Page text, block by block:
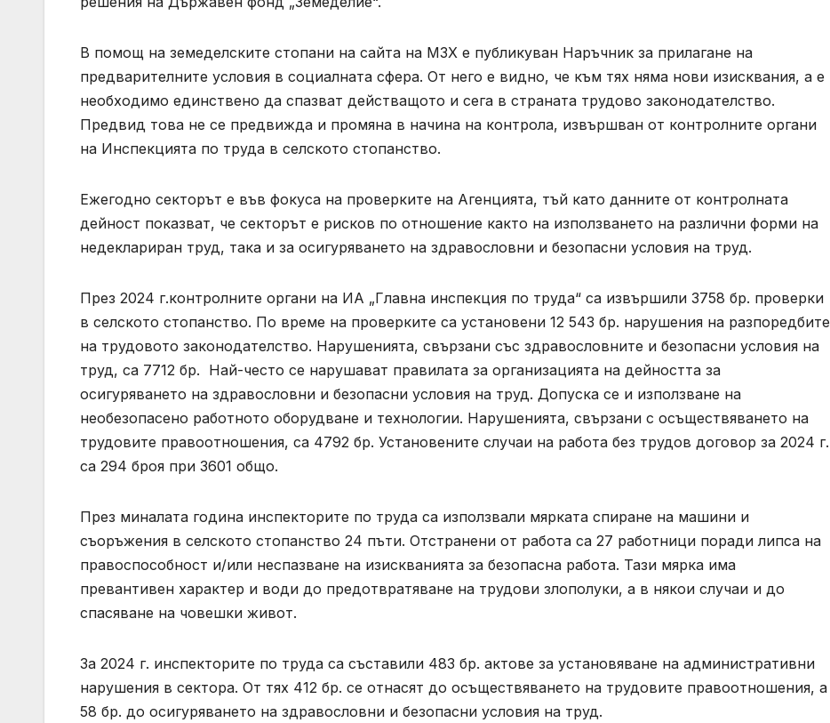
В помощ на земеделските стопани на сайта на МЗХ е публикуван Наръчник за прилагане на
предварителните условия в социалната сфера. От него е видно, че към тях няма нови изисквания, а е
необходимо единствено да спазват действащото и сега в страната трудово законодателство.
Предвид това не се предвижда и промяна в начина на контрола, извършван от контролните органи
на Инспекцията по труда в селското стопанство.
Ежегодно секторът е във фокуса на проверките на Агенцията, тъй като данните от контролната
дейност показват, че секторът е рисков по отношение както на използването на различни форми на
недеклариран труд, така и за осигуряването на здравословни и безопасни условия на труд.
През 2024 г.контролните органи на ИА „Главна инспекция по труда“ са извършили 3758 бр. проверки
в селското стопанство. По време на проверките са установени 12 543 бр. нарушения на разпоредбите
на трудовото законодателство. Нарушенията, свързани със здравословните и безопасни условия на
труд, са 7712 бр. Най-често се нарушават правилата за организацията на дейността за
осигуряването на здравословни и безопасни условия на труд. Допуска се и използване на
необезопасено работното оборудване и технологии. Нарушенията, свързани с осъществяването на
трудовите правоотношения, са 4792 бр. Установените случаи на работа без трудов договор за 2024 г.
са 294 броя при 3601 общо.
През миналата година инспекторите по труда са използвали мярката спиране на машини и
съоръжения в селското стопанство 24 пъти. Oтстранени от работа са 27 работници поради липса на
правоспособност и/или неспазване на изискванията за безопасна работа. Тази мярка има
превантивен характер и води до предотвратяване на трудови злополуки, а в някои случаи и до
спасяване на човешки живот.
За 2024 г. инспекторите по труда са съставили 483 бр. актове за установяване на административни
нарушения в сектора. От тях 412 бр. се отнасят до осъществяването на трудовите правоотношения, а
58 бр. до осигуряването на здравословни и безопасни условия на труд.